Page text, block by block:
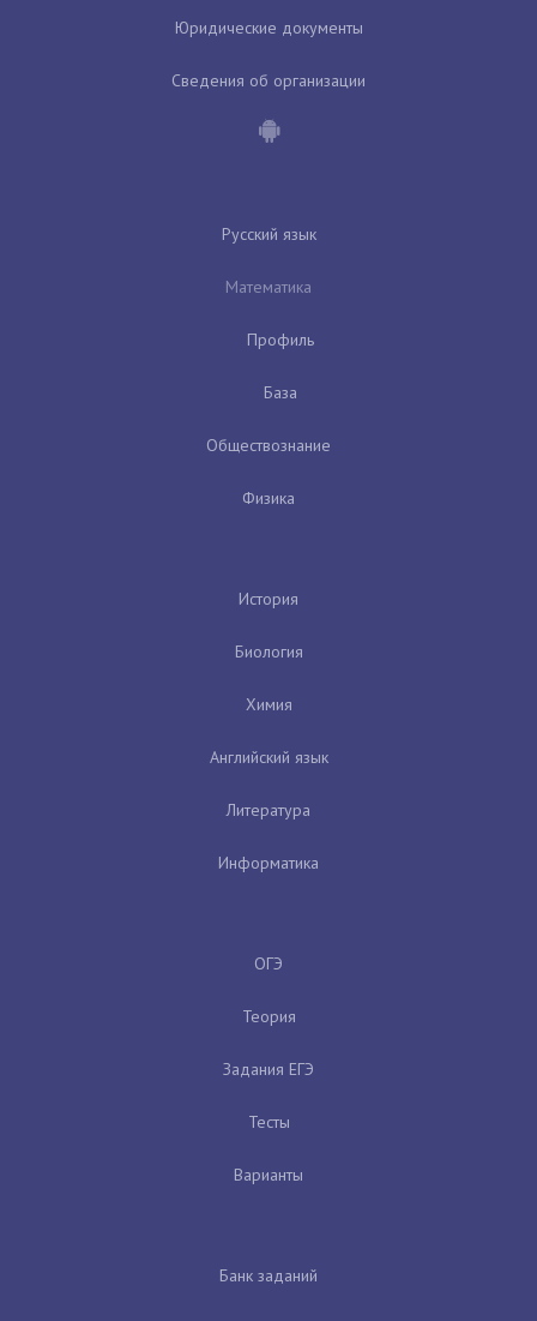
Юридические документы
Сведения об организации
Русский язык
Математика
Профиль
База
Обществознание
Физика
История
Биология
Химия
Английский язык
Литература
Информатика
ОГЭ
Теория
Задания ЕГЭ
Тесты
Варианты
Банк заданий